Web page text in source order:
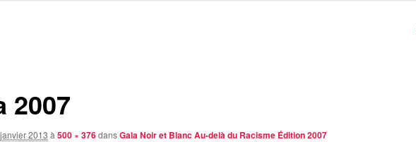
2007
2013 à 500 × 376dansGala Noir et Blanc Au-delà du Racisme Édition 2007